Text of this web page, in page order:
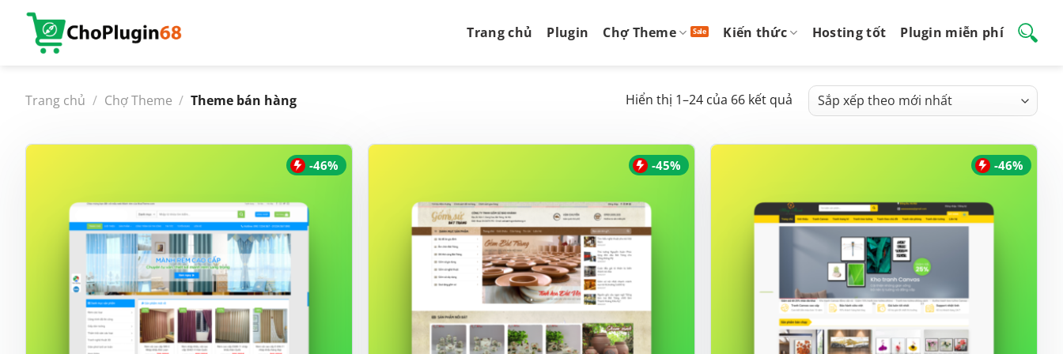
Trang chủ Plugin Chợ Theme Kiến thức Hosting tốt Plugin miễn phí
Trang chủ / Chợ Theme / Theme bán hàng Hiển thị 1–24 của 66 kết quảĐã
sắp
nhất
-46% -45% -46%